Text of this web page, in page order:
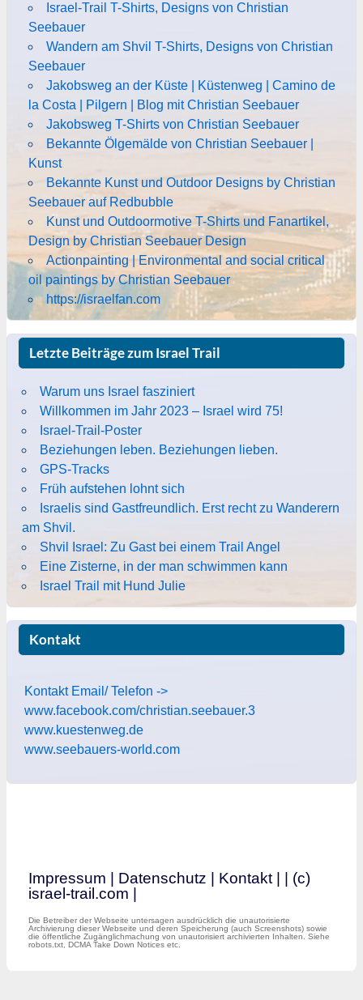
Israel-Trail T-Shirts, Designs von Christian
Seebauer
Wandern am Shvil T-Shirts, Designs von Christian
Seebauer
Jakobsweg an der Küste | Küstenweg | Camino de
la Costa | Pilgern | Blog mit Christian Seebauer
Jakobsweg T-Shirts von Christian Seebauer
Bekannte Ölgemälde von Christian Seebauer |
Kunst
Bekannte Kunst und Outdoor Designs by Christian
Seebauer auf Redbubble
Kunst und Outdoormotive T-Shirts und Fanartikel,
Design by Christian Seebauer Design
Actionpainting | Environmental and social critical
oil paintings by Christian Seebauer
https://israelfan.com
Letzte Beiträge zum Israel Trail
Warum uns Israel fasziniert
Willkommen im Jahr 2023 – Israel wird 75!
Israel-Trail-Poster
Beziehungen leben. Beziehungen lieben.
GPS-Tracks
Früh aufstehen lohnt sich
Israelis sind Gastfreundlich. Erst recht zu Wanderern
am Shvil.
Shvil Israel: Zu Gast bei einem Trail Angel
Eine Zisterne, in der man schwimmen kann
Israel Trail mit Hund Julie
Kontakt
Kontakt Email/ Telefon ->
www.facebook.com/christian.seebauer.3
www.kuestenweg.de
www.seebauers-world.com
Impressum Datenschutz Kontakt|
| (c)
israel-trail.com |
Die Betreiber der Webseite untersagen ausdrücklich die unautorisierte
Archivierung dieser Webseite und deren Speicherung (auch Screenshots) sowie
die öffentliche Zugänglichmachung von unautorisiert archivierten Inhalten. Siehe
robots.txt, DCMA Take Down Notices etc.